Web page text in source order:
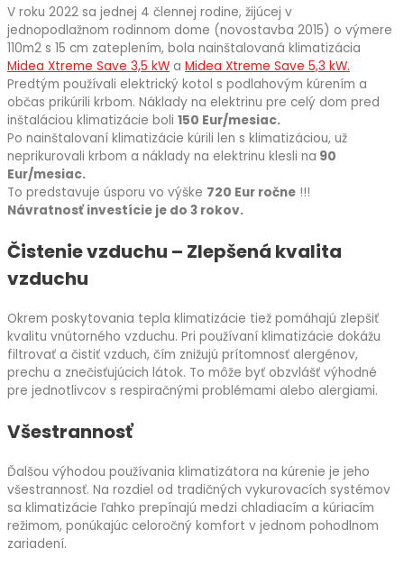
V roku 2022 sa jednej 4 člennej rodine, žijúcej v
jednopodlažnom rodinnom dome (novostavba 2015) o výmere
110m2 s 15 cm zateplením, bola nainštalovaná klimatizácia
Midea Xtreme Save 3,5 kW a Midea Xtreme Save 5,3 kW.
Predtým používali elektrický kotol s podlahovým kúrením a
občas prikúrili krbom. Náklady na elektrinu pre celý dom pred
inštaláciou klimatizácie boli 150 Eur/mesiac.
Po nainštalovaní klimatizácie kúrili len s klimatizáciou, už
neprikurovali krbom a náklady na elektrinu klesli na 90
Eur/mesiac.
To predstavuje úsporu vo výške 720 Eur ročne !!!
Návratnosť investície je do 3 rokov.
Čistenie vzduchu – Zlepšená kvalita
vzduchu
Okrem poskytovania tepla klimatizácie tiež pomáhajú zlepšiť
kvalitu vnútorného vzduchu. Pri používaní klimatizácie dokážu
filtrovať a čistiť vzduch, čím znižujú prítomnosť alergénov,
prechu a znečisťujúcich látok. To môže byť obzvlášť výhodné
pre jednotlivcov s respiračnými problémami alebo alergiami.
Všestrannosť
Ďalšou výhodou používania klimatizátora na kúrenie je jeho
všestrannosť. Na rozdiel od tradičných vykurovacích systémov
sa klimatizácie ľahko prepínajú medzi chladiacím a kúriacím
režimom, ponúkajúc celoročný komfort v jednom pohodlnom
zariadení.